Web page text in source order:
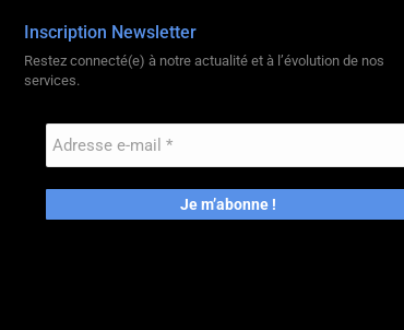
Inscription Newsletter
Restez connecté(e) à notre actualité et à l’évolution de nos
services.